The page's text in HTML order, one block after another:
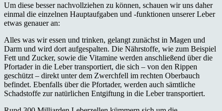
Um diese besser nachvollziehen zu können, schauen wir uns daher
einmal die einzelnen Hauptaufgaben und -funktionen unserer Leber
etwas genauer an:
Alles was wir essen und trinken, gelangt zunächst in Magen und
Darm und wird dort aufgespalten. Die Nährstoffe, wie zum Beispiel
Fett und Zucker, sowie die Vitamine werden anschließend über die
Pfortader in die Leber transportiert, die sich – von den Rippen
geschützt – direkt unter dem Zwerchfell im rechten Oberbauch
befindet. Ebenfalls über die Pfortader, werden auch sämtliche
Schadstoffe zur natürlichen Entgiftung in die Leber transportiert.